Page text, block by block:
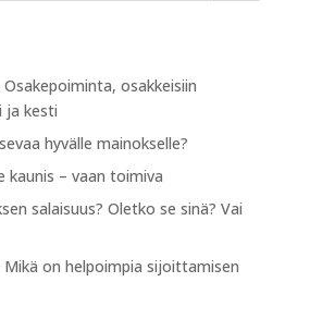
osakkeisiin
ja kesti
hyvälle mainokselle?
kaunis – vaan toimiva
salaisuus? Oletko se sinä? Vai
on helpoimpia sijoittamisen